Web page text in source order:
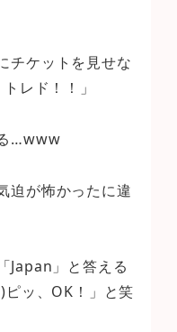
チケットを見せな
レド！！」
…www
迫が怖かったに違
Japan」と答える
ピッ、OK！」と笑